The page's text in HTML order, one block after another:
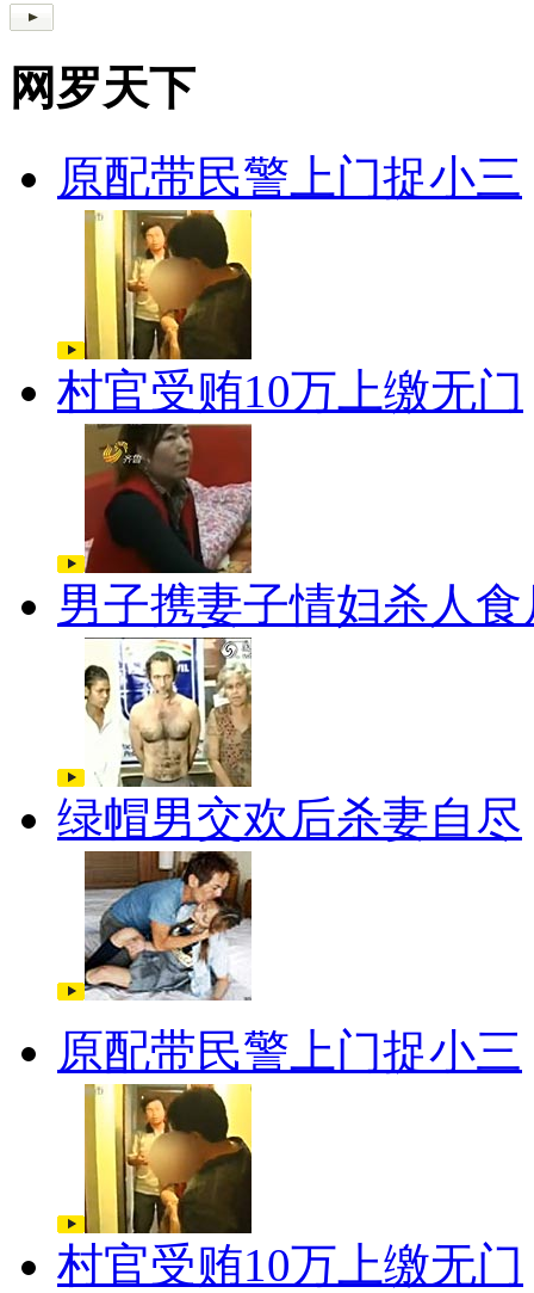
网罗天下
原配带民警上门捉小三
村官受贿10万上缴无门
男子携妻子情妇杀人食
绿帽男交欢后杀妻自尽
原配带民警上门捉小三
村官受贿10万上缴无门